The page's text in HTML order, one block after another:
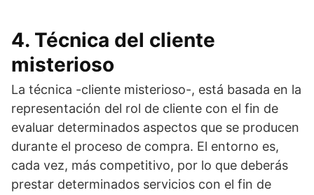
4. Técnica del cliente
misterioso
La técnica -cliente misterioso-, está basada en la
representación del rol de cliente con el fin de
evaluar determinados aspectos que se producen
durante el proceso de compra. El entorno es,
cada vez, más competitivo, por lo que deberás
prestar determinados servicios con el fin de